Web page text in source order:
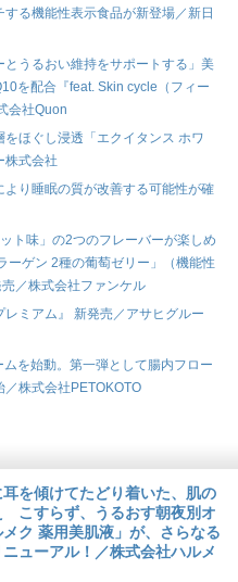
る機能性表示食品が新登場／新日
うるおい維持をサポートする」美
を配合『feat. Skin cycle（フィー
会社Quon
ほぐし浸透「エクイタンス ホワ
株式会社
り睡眠の質が改善する可能性が確
ト味」の2つのフレーバーが楽しめ
ーゲン 2種の葡萄ゼリー」（機能性
／株式会社ファンケル
ミアム』 新発売／アサヒグルー
を始動。第一弾として腸内フロー
株式会社PETOKOTO
を傾けてたどり着いた、肌の
こすらず、うるおす朝夜別オ
ク 薬用美肌液」が、さらなる
ューアル！／株式会社ハルメ